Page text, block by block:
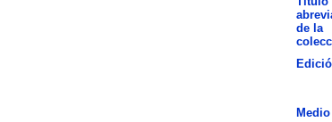
de la
Medio